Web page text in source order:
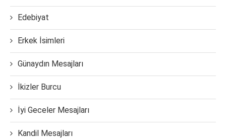
Edebiyat
Erkek İsimleri
Günaydın Mesajları
İkizler Burcu
İyi Geceler Mesajları
Kandil Mesajları